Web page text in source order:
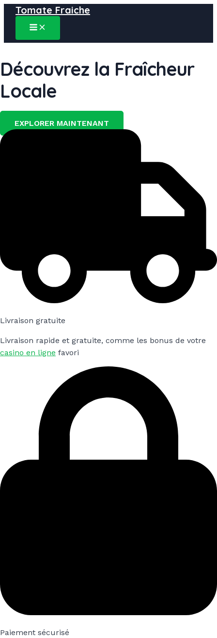
Aller
contenu
Tomate Fraiche
MAIN
MENU
Découvrez la Fraîcheur
Locale
EXPLORER MAINTENANT
Livraison gratuite
Livraison rapide et gratuite, comme les bonus de votre
casino en ligne favori
Paiement sécurisé